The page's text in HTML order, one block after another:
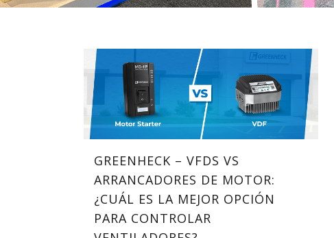
GREENHECK – VFDS VS
ARRANCADORES DE MOTOR:
¿CUÁL ES LA MEJOR OPCIÓN
PARA CONTROLAR